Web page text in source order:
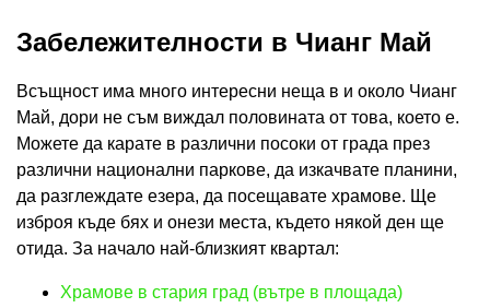
Забележителности в Чианг Май
Всъщност има много интересни неща в и около Чианг
Май, дори не съм виждал половината от това, което е.
Можете да карате в различни посоки от града през
различни национални паркове, да изкачвате планини,
да разглеждате езера, да посещавате храмове. Ще
изброя къде бях и онези места, където някой ден ще
отида. За начало най-близкият квартал:
Храмове в стария град (вътре в площада)